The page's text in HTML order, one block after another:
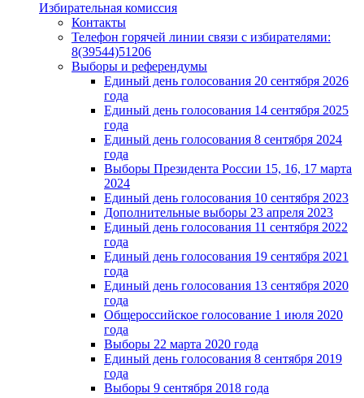
Избирательная комиссия
Контакты
Телефон горячей линии связи с избирателями:
8(39544)51206
Выборы и референдумы
Единый день голосования 20 сентября 2026
года
Единый день голосования 14 сентября 2025
года
Единый день голосования 8 сентября 2024
года
Выборы Президента России 15, 16, 17 марта
2024
Единый день голосования 10 сентября 2023
Дополнительные выборы 23 апреля 2023
Единый день голосования 11 сентября 2022
года
Единый день голосования 19 сентября 2021
года
Единый день голосования 13 сентября 2020
года
Общероссийское голосование 1 июля 2020
года
Выборы 22 марта 2020 года
Единый день голосования 8 сентября 2019
года
Выборы 9 сентября 2018 года